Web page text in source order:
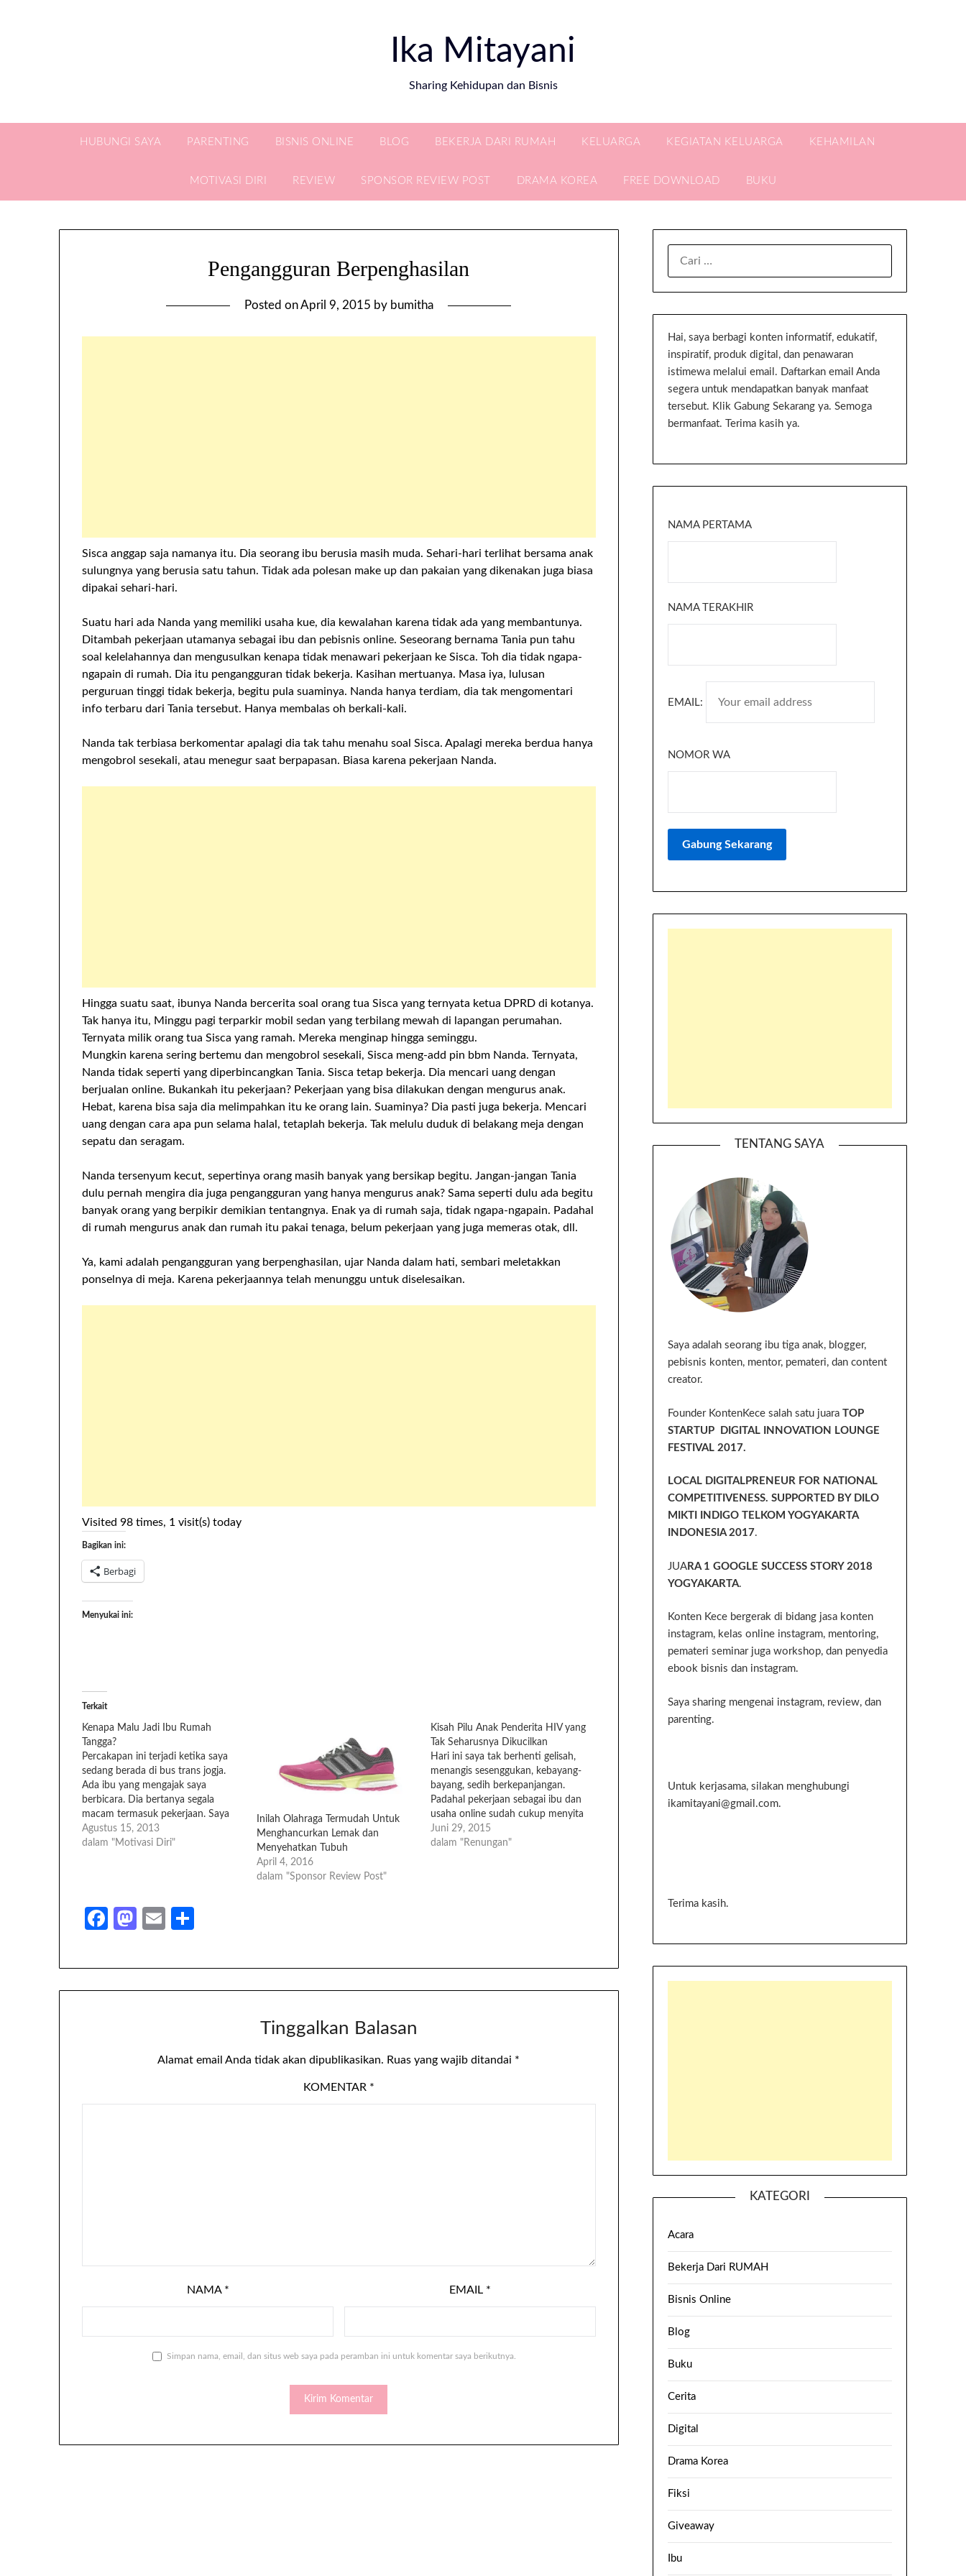
Ika Mitayani
Sharing Kehidupan dan Bisnis
HUBUNGI SAYA PARENTING BISNIS ONLINE BLOG BEKERJA DARI RUMAH KELUARGA KEGIATAN KELUARGA KEHAMILAN
MOTIVASI DIRI REVIEW SPONSOR REVIEW POST DRAMA KOREA FREE DOWNLOAD BUKU
Pengangguran Berpenghasilan
Posted onApril 9, 2015 by bumitha
Sisca anggap saja namanya itu. Dia seorang ibu berusia masih muda. Sehari-hari terlihat bersama anak
sulungnya yang berusia satu tahun. Tidak ada polesan make up dan pakaian yang dikenakan juga biasa
dipakai sehari-hari.
Suatu hari ada Nanda yang memiliki usaha kue, dia kewalahan karena tidak ada yang membantunya.
Ditambah pekerjaan utamanya sebagai ibu dan pebisnis online. Seseorang bernama Tania pun tahu
soal kelelahannya dan mengusulkan kenapa tidak menawari pekerjaan ke Sisca. Toh dia tidak ngapa-
ngapain di rumah. Dia itu pengangguran tidak bekerja. Kasihan mertuanya. Masa iya, lulusan
perguruan tinggi tidak bekerja, begitu pula suaminya. Nanda hanya terdiam, dia tak mengomentari
info terbaru dari Tania tersebut. Hanya membalas oh berkali-kali.
Nanda tak terbiasa berkomentar apalagi dia tak tahu menahu soal Sisca. Apalagi mereka berdua hanya
mengobrol sesekali, atau menegur saat berpapasan. Biasa karena pekerjaan Nanda.
Hingga suatu saat, ibunya Nanda bercerita soal orang tua Sisca yang ternyata ketua DPRD di kotanya.
Tak hanya itu, Minggu pagi terparkir mobil sedan yang terbilang mewah di lapangan perumahan.
Ternyata milik orang tua Sisca yang ramah. Mereka menginap hingga seminggu.
Mungkin karena sering bertemu dan mengobrol sesekali, Sisca meng-add pin bbm Nanda. Ternyata,
Nanda tidak seperti yang diperbincangkan Tania. Sisca tetap bekerja. Dia mencari uang dengan
berjualan online. Bukankah itu pekerjaan? Pekerjaan yang bisa dilakukan dengan mengurus anak.
Hebat, karena bisa saja dia melimpahkan itu ke orang lain. Suaminya? Dia pasti juga bekerja. Mencari
uang dengan cara apa pun selama halal, tetaplah bekerja. Tak melulu duduk di belakang meja dengan
sepatu dan seragam.
Nanda tersenyum kecut, sepertinya orang masih banyak yang bersikap begitu. Jangan-jangan Tania
dulu pernah mengira dia juga pengangguran yang hanya mengurus anak? Sama seperti dulu ada begitu
banyak orang yang berpikir demikian tentangnya. Enak ya di rumah saja, tidak ngapa-ngapain. Padahal
di rumah mengurus anak dan rumah itu pakai tenaga, belum pekerjaan yang juga memeras otak, dll.
Ya, kami adalah pengangguran yang berpenghasilan, ujar Nanda dalam hati, sembari meletakkan
ponselnya di meja. Karena pekerjaannya telah menunggu untuk diselesaikan.
Visited 98 times, 1 visit(s) today
Bagikan ini:
Berbagi
Menyukai ini:
Terkait
Kenapa Malu Jadi Ibu Rumah
Tangga?
Percakapan ini terjadi ketika saya
sedang berada di bus trans jogja.
Ada ibu yang mengajak saya
berbicara. Dia bertanya segala
macam termasuk pekerjaan. Saya
jawab saja apa adanya. Lantas saya
berganti bertanya. Dia menjawab
Agustus 15, 2013
dalam "Motivasi Diri"
Inilah Olahraga Termudah Untuk
Menghancurkan Lemak dan
Menyehatkan Tubuh
April 4, 2016
dalam "Sponsor Review Post"
Kisah Pilu Anak Penderita HIV yang
Tak Seharusnya Dikucilkan
Hari ini saya tak berhenti gelisah,
menangis sesenggukan, kebayang-
bayang, sedih berkepanjangan.
Padahal pekerjaan sebagai ibu dan
usaha online sudah cukup menyita
waktu, tapi artikel mengenai anak
yang mengidap HIV dari orang
Juni 29, 2015
dalam "Renungan"
Facebook
Mastodon
Email
Tinggalkan Balasan
Alamat email Anda tidak akan dipublikasikan. Ruas yang wajib ditandai *
KOMENTAR *
NAMA * EMAIL *
Simpan nama, email, dan situs web saya pada peramban ini untuk komentar saya berikutnya.
Hai, saya berbagi konten informatif, edukatif,
inspiratif, produk digital, dan penawaran
istimewa melalui email. Daftarkan email Anda
segera untuk mendapatkan banyak manfaat
tersebut. Klik Gabung Sekarang ya. Semoga
bermanfaat. Terima kasih ya.
NAMA PERTAMA
NAMA TERAKHIR
EMAIL:
NOMOR WA
TENTANG SAYA
Saya adalah seorang ibu tiga anak, blogger,
pebisnis konten, mentor, pemateri, dan content
creator.
Founder KontenKece salah satu juara TOP
STARTUP DIGITAL INNOVATION LOUNGE
FESTIVAL 2017.
LOCAL DIGITALPRENEUR FOR NATIONAL
COMPETITIVENESS. SUPPORTED BY DILO
MIKTI INDIGO TELKOM YOGYAKARTA
INDONESIA 2017.
JUARA 1 GOOGLE SUCCESS STORY 2018
YOGYAKARTA.
Konten Kece bergerak di bidang jasa konten
instagram, kelas online instagram, mentoring,
pemateri seminar juga workshop, dan penyedia
ebook bisnis dan instagram.
Saya sharing mengenai instagram, review, dan
parenting.
Untuk kerjasama, silakan menghubungi
ikamitayani@gmail.com.
Terima kasih.
KATEGORI
Acara
Bekerja Dari RUMAH
Bisnis Online
Blog
Buku
Cerita
Digital
Drama Korea
Fiksi
Giveaway
Ibu